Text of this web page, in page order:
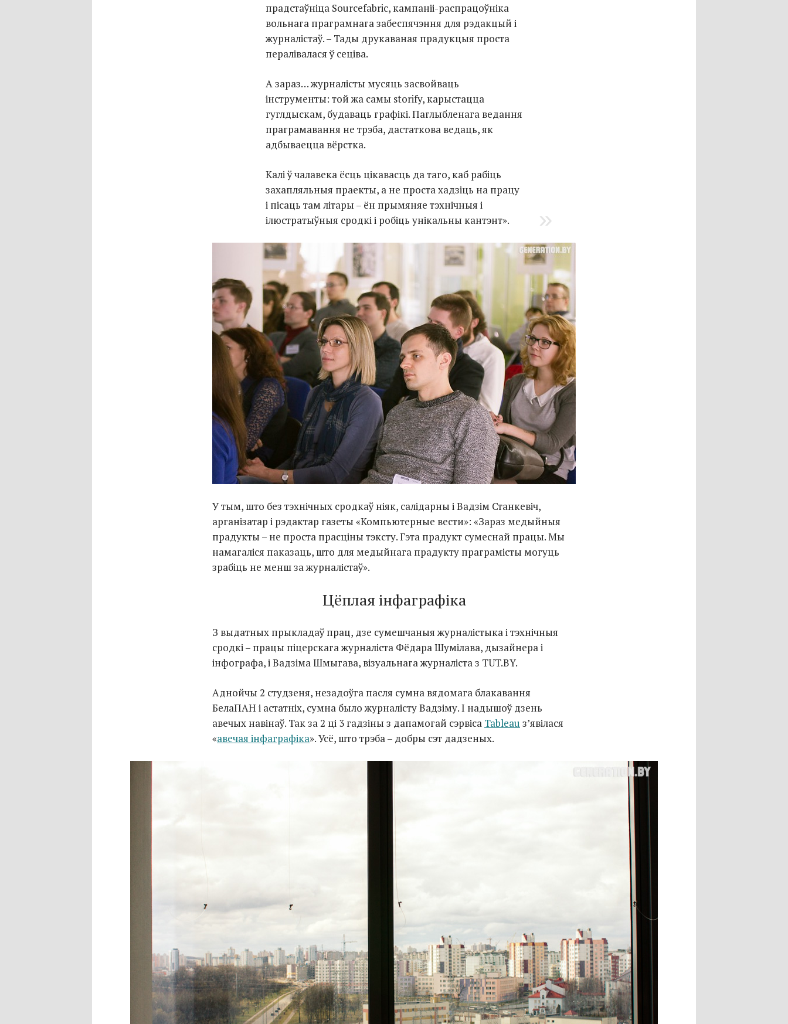
прадстаўніца Sourcefabric, кампаніі-распрацоўніка
вольнага праграмнага забеспячэння для рэдакцый і
журналістаў. – Тады друкаваная прадукцыя проста
пералівалася ў сеціва.
А зараз… журналісты мусяць засвойваць
інструменты: той жа самы storify, карыстацца
гуглдыскам, будаваць графікі. Паглыбленага ведання
праграмавання не трэба, дастаткова ведаць, як
адбываецца вёрстка.
Калі ў чалавека ёсць цікавасць да таго, каб рабіць
захапляльныя праекты, а не проста хадзіць на працу
і пісаць там літары – ён прымяняе тэхнічныя і
ілюстратыўныя сродкі і робіць унікальны кантэнт».
У тым, што без тэхнічных сродкаў ніяк, салідарны і Вадзім Станкевіч,
арганізатар і рэдактар газеты «Компьютерные вести»: «Зараз медыйныя
прадукты – не проста прасціны тэксту. Гэта прадукт сумеснай працы. Мы
намагаліся паказаць, што для медыйнага прадукту праграмісты могуць
зрабіць не менш за журналістаў».
Цёплая інфаграфіка
З выдатных прыкладаў прац, дзе сумешчаныя журналістыка і тэхнічныя
сродкі – працы піцерскага журналіста Фёдара Шумілава, дызайнера і
інфографа, і Вадзіма Шмыгава, візуальнага журналіста з TUT.BY.
Аднойчы 2 студзеня, незадоўга пасля сумна вядомага блакавання
БелаПАН і астатніх, сумна было журналісту Вадзіму. І надышоў дзень
авечых навінаў. Так за 2 ці 3 гадзіны з дапамогай сэрвіса Tableau з’явілася
«авечая інфаграфіка». Усё, што трэба – добры сэт дадзеных.